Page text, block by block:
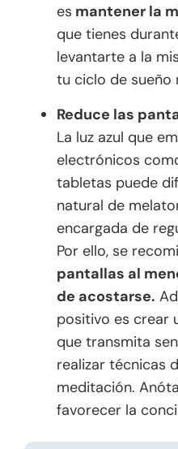
es mantener la
que tienes
levantarte a la
tu ciclo de sueño
Reduce las
La luz azul que
electrónicos
tabletas puede
natural de
encargada de
Por ello, se
pantallas al
de acostarse.
positivo es crear
que transmita
realizar técnicas
meditación.
favorecer la